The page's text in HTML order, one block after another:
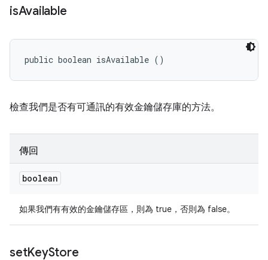
isAvailable
public boolean isAvailable ()
檢查我們是否有可通訊的有效金鑰儲存庫的方法。
傳回
boolean
如果我們有有效的金鑰儲存區，則為 true，否則為 false。
setKeyStore